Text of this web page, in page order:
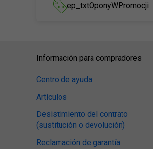
ep_txtOponyWPromocji
Información para compradores
Centro de ayuda
Artículos
Desistimiento del contrato
(sustitución o devolución)
Reclamación de garantía